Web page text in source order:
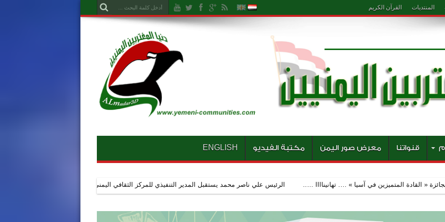
المنتديات القرآن الكريم
قنواتنا معرض صور اليمن مكتبة الفيديو ENGLISH
في آسيا » …. تهانيناااا ….. الرئيس علي ناصر محمد يستقبل المدير التنفيذي للمركز الثقافي اليمني البلجيكي في القاهرة لبحث جهود السلام وتعزيز